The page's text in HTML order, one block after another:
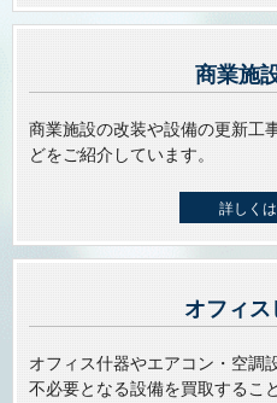
商業施
商業施設の改装や設備の更新⼯
どをご紹介しています。
詳しく
オフィ
オフィス什器やエアコン・空調
不必要となる設備を買取するこ